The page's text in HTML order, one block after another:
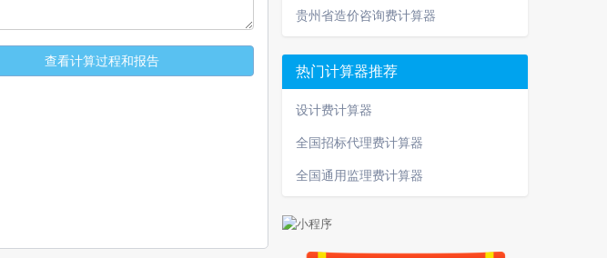
查看计算过程和报告
贵州省造价咨询费计算器
热门计算器推荐
设计费计算器
全国招标代理费计算器
全国通用监理费计算器